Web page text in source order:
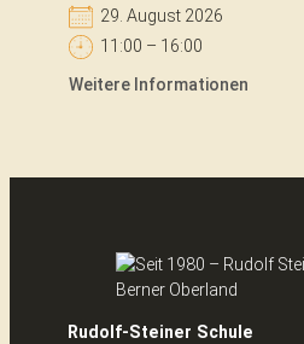
29. August 2026
11:00 – 16:00
Weitere Informationen
Rudolf-Steiner Schule